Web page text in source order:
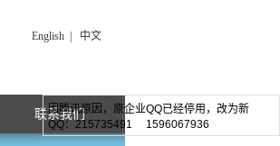
因腾讯原因，原企业QQ已经停用，改为新
QQ：215735491 1596067936
English 中文
联系我们